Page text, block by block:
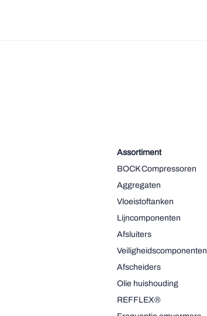
Assortiment
BOCK Compressoren
Aggregaten
Vloeistoftanken
Lijncomponenten
Afsluiters
Veiligheidscomponenten
Afscheiders
Olie huishouding
REFFLEX®